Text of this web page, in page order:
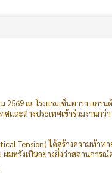
ณ โรงแรมเซ็นทารา แกรน
และต่างประเทศเข้าร่วมงานก
Tension) ได้สร้างความท้าท
ผมหวังเป็นอย่างยิ่งว่าสถานกา
ประเทศและต่างประเทศ โดยเ